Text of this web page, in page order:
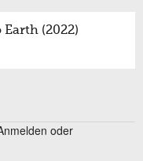
(2022)
oder